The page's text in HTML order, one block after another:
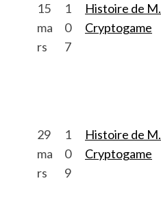
15
ma
rs
1
0
7
Histoire de M.
Cryptogame
29
ma
rs
1
0
9
Histoire de M.
Cryptogame